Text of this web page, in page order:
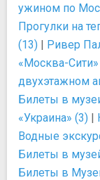
ужином по
Прогулки на
(13) | Ривер
«Москва-
двухэтажном
Билеты в
«Украина» (3) |
Водные
Билеты в
Билеты в